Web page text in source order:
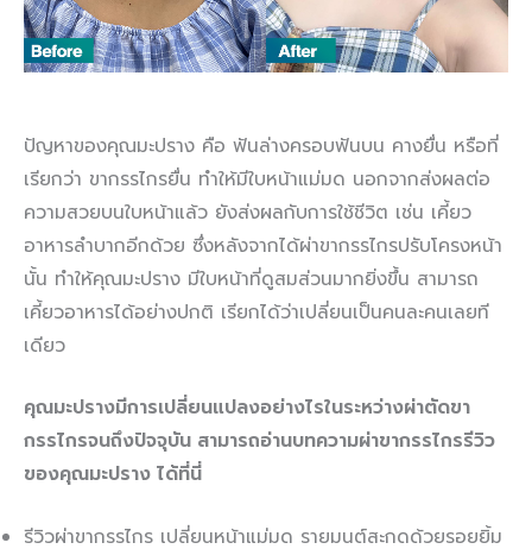
ปัญหาของคุณมะปราง คือ ฟันล่างครอบฟันบน คางยื่น หรือที่
เรียกว่า ขากรรไกรยื่น ทำให้มีใบหน้าแม่มด นอกจากส่งผลต่อ
ความสวยบนใบหน้าแล้ว ยังส่งผลกับการใช้ชีวิต เช่น เคี้ยว
อาหารลำบากอีกด้วย ซึ่งหลังจากได้ผ่าขากรรไกรปรับโครงหน้า
นั้น ทำให้คุณมะปราง มีใบหน้าที่ดูสมส่วนมากยิ่งขึ้น สามารถ
เคี้ยวอาหารได้อย่างปกติ เรียกได้ว่าเปลี่ยนเป็นคนละคนเลยที
เดียว
คุณมะปรางมีการเปลี่ยนแปลงอย่างไรในระหว่างผ่าตัดขา
กรรไกรจนถึงปัจจุบัน สามารถอ่านบทความผ่าขากรรไกรรีวิว
ของคุณมะปราง ได้ที่นี่
รีวิวผ่าขากรรไกร เปลี่ยนหน้าแม่มด รายมนต์สะกดด้วยรอยยิ้ม